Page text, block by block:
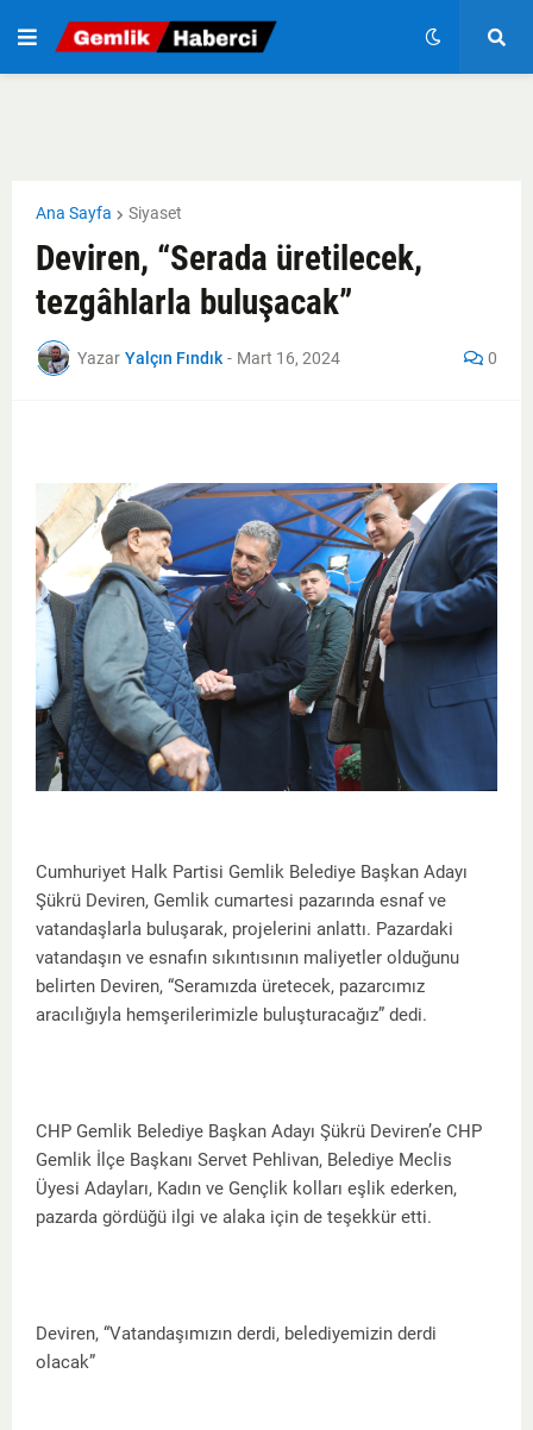
Ana Sayfa Siyaset
Deviren, “Serada üretilecek,
tezgâhlarla buluşacak”
Yazar Yalçın Fındık - Mart 16, 2024 0
Cumhuriyet Halk Partisi Gemlik Belediye Başkan Adayı
Şükrü Deviren, Gemlik cumartesi pazarında esnaf ve
vatandaşlarla buluşarak, projelerini anlattı. Pazardaki
vatandaşın ve esnafın sıkıntısının maliyetler olduğunu
belirten Deviren, “Seramızda üretecek, pazarcımız
aracılığıyla hemşerilerimizle buluşturacağız” dedi.
CHP Gemlik Belediye Başkan Adayı Şükrü Deviren’e CHP
Gemlik İlçe Başkanı Servet Pehlivan, Belediye Meclis
Üyesi Adayları, Kadın ve Gençlik kolları eşlik ederken,
pazarda gördüğü ilgi ve alaka için de teşekkür etti.
Deviren, “Vatandaşımızın derdi, belediyemizin derdi
olacak”